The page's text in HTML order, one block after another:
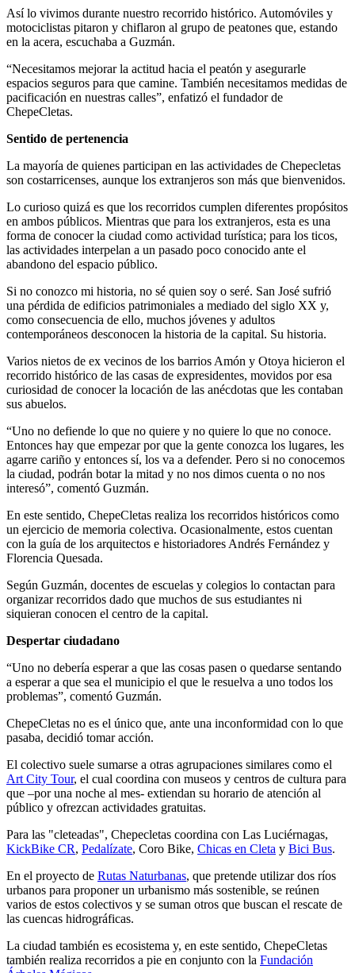
Así lo vivimos durante nuestro recorrido histórico. Automóviles y
motociclistas pitaron y chiflaron al grupo de peatones que, estando
en la acera, escuchaba a Guzmán.
“Necesitamos mejorar la actitud hacia el peatón y asegurarle
espacios seguros para que camine. También necesitamos medidas de
pacificación en nuestras calles”, enfatizó el fundador de
ChepeCletas.
Sentido de pertenencia
La mayoría de quienes participan en las actividades de Chepecletas
son costarricenses, aunque los extranjeros son más que bienvenidos.
Lo curioso quizá es que los recorridos cumplen diferentes propósitos
en ambos públicos. Mientras que para los extranjeros, esta es una
forma de conocer la ciudad como actividad turística; para los ticos,
las actividades interpelan a un pasado poco conocido ante el
abandono del espacio público.
Si no conozco mi historia, no sé quien soy o seré. San José sufrió
una pérdida de edificios patrimoniales a mediado del siglo XX y,
como consecuencia de ello, muchos jóvenes y adultos
contemporáneos desconocen la historia de la capital. Su historia.
Varios nietos de ex vecinos de los barrios Amón y Otoya hicieron el
recorrido histórico de las casas de expresidentes, movidos por esa
curiosidad de conocer la locación de las anécdotas que les contaban
sus abuelos.
“Uno no defiende lo que no quiere y no quiere lo que no conoce.
Entonces hay que empezar por que la gente conozca los lugares, les
agarre cariño y entonces sí, los va a defender. Pero si no conocemos
la ciudad, podrán botar la mitad y no nos dimos cuenta o no nos
interesó”, comentó Guzmán.
En este sentido, ChepeCletas realiza los recorridos históricos como
un ejercicio de memoria colectiva. Ocasionalmente, estos cuentan
con la guía de los arquitectos e historiadores Andrés Fernández y
Florencia Quesada.
Según Guzmán, docentes de escuelas y colegios lo contactan para
organizar recorridos dado que muchos de sus estudiantes ni
siquieran conocen el centro de la capital.
Despertar ciudadano
“Uno no debería esperar a que las cosas pasen o quedarse sentando
a esperar a que sea el municipio el que le resuelva a uno todos los
problemas”, comentó Guzmán.
ChepeCletas no es el único que, ante una inconformidad con lo que
pasaba, decidió tomar acción.
El colectivo suele sumarse a otras agrupaciones similares como el
Art City Tour, el cual coordina con museos y centros de cultura para
que –por una noche al mes- extiendan su horario de atención al
público y ofrezcan actividades gratuitas.
Para las "cleteadas", Chepecletas coordina con Las Luciérnagas,
KickBike CR, Pedalízate, Coro Bike, Chicas en Cleta y Bici Bus.
En el proyecto de Rutas Naturbanas, que pretende utilizar dos ríos
urbanos para proponer un urbanismo más sostenible, se reúnen
varios de estos colectivos y se suman otros que buscan el rescate de
las cuencas hidrográficas.
La ciudad también es ecosistema y, en este sentido, ChepeCletas
también realiza recorridos a pie en conjunto con la Fundación